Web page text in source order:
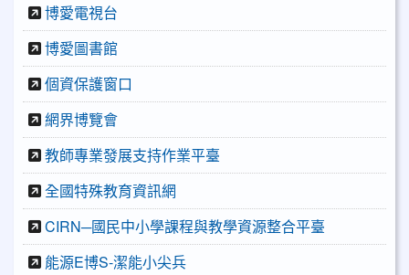
博愛電視台
博愛圖書館
個資保護窗口
網界博覽會
教師專業發展支持作業平臺
全國特殊教育資訊網
CIRN─國民中小學課程與教學資源整合平臺
能源E博S-潔能小尖兵